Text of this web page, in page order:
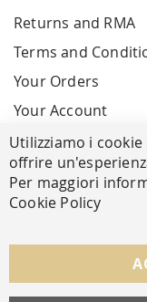
Returns and RMA
Terms and
Your Orders
Your Account
Utilizziamo i
offrire
Per maggiori
Cookie Policy